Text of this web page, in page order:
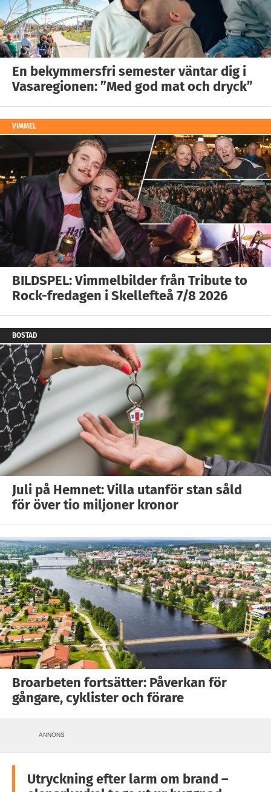
En bekymmersfri semester väntar dig i
Vasaregionen: ”Med god mat och dryck”
VIMMEL
BILDSPEL: Vimmelbilder från Tribute to
Rock-fredagen i Skellefteå 7/8 2026
BOSTAD
Juli på Hemnet: Villa utanför stan såld
för över tio miljoner kronor
Broarbeten fortsätter: Påverkan för
gångare, cyklister och förare
ANNONS
Utryckning efter larm om brand –